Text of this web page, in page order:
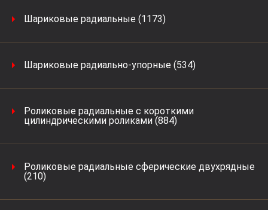
Шариковые радиальные (1173)
Шариковые радиально-упорные (534)
Роликовые радиальные с короткими
цилиндрическими роликами (884)
Роликовые радиальные сферические двухрядные
(210)